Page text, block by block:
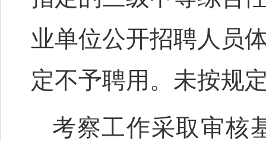
业单位公开招聘人员
定不予聘用。未按规
考察工作采取审核